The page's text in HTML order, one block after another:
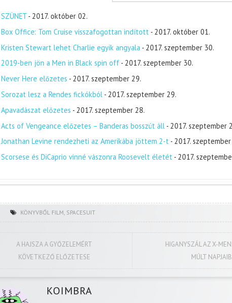
SZÜNET - 2017. október 02.
Box Office: Tom Cruise visszafogottan indított - 2017. október 01.
Kristen Stewart lehet Charlie egyik angyala - 2017. szeptember 30.
2019-ben jön a Men in Black spin off - 2017. szeptember 30.
Never Here előzetes - 2017. szeptember 29.
Sorozat lesz a Rendes fickókból - 2017. szeptember 29.
Apavadászat előzetes - 2017. szeptember 28.
Acts of Vengeance előzetes – Banderas bosszút áll - 2017. szeptember
Jonathan Levine rendezheti az Amerikába jöttem 2-t - 2017.
Scorsese és DiCaprio vinné vászonra Roosevelt életét - 2017.
KÖNYVBŐL FILM, SPACESUIT
A HAJSZA A GYŐZELEMÉRT
KÖVETKEZŐ ELŐZETESE
HIGANYSZÁL AZ X-
MÚLT
KOIMBRA